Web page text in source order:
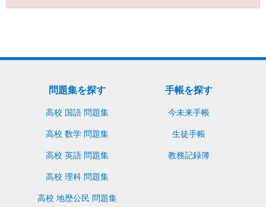
問題集を探す
高校 国語 問題集
高校 数学 問題集
高校 英語 問題集
高校 理科 問題集
高校 地歴公民 問題集
手帳を探す
今未来手帳
生徒手帳
教務記録簿